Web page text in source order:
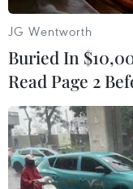
0g30
JG Wentworth
Buried In
Read Page 2